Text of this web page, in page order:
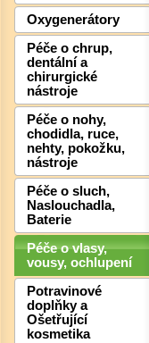
Oxygenerátory
Péče o chrup,
dentální a
chirurgické
nástroje
Péče o nohy,
chodidla, ruce,
nehty, pokožku,
nástroje
Péče o sluch,
Naslouchadla,
Baterie
Péče o vlasy,
vousy, ochlupení
Potravinové
doplňky a
Ošetřující
kosmetika